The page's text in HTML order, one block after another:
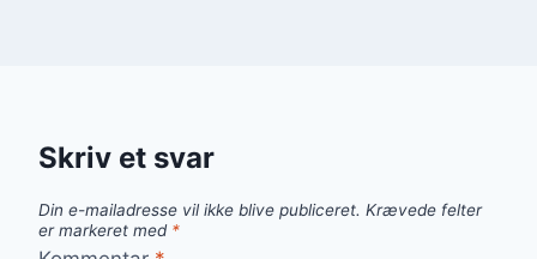
Skriv et svar
Din e-mailadresse vil ikke blive publiceret. Krævede felter
er markeret med *